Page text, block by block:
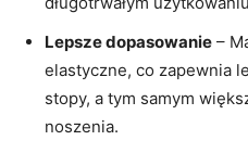
Lepsze⁤ dopasowanie –
⁢elastyczne, co zapewnia
stopy, a tym samym
noszenia.